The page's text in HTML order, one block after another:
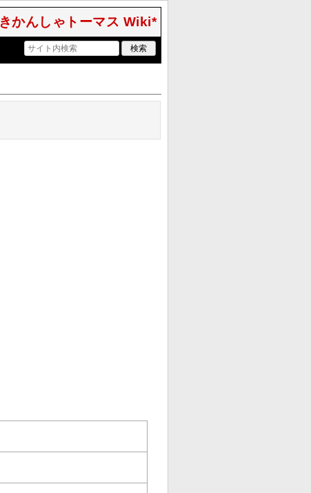
きかんしゃトーマス Wiki*